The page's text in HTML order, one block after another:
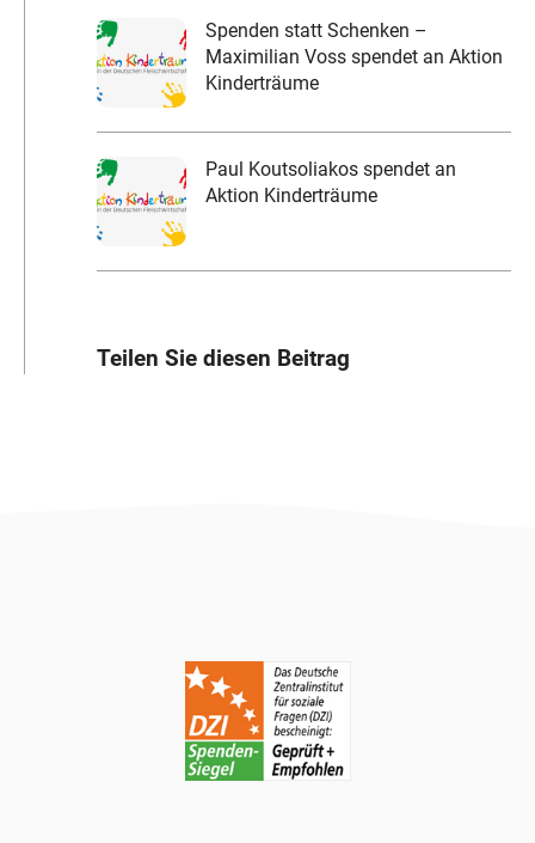
Spenden statt Schenken –
Maximilian Voss spendet an Aktion
Kinderträume
Paul Koutsoliakos spendet an
Aktion Kinderträume
Teilen Sie diesen Beitrag